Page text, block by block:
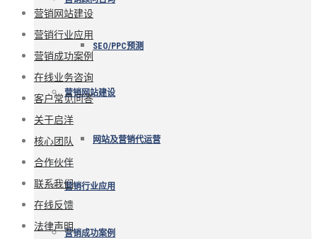
SEO/PPC预测
营销网站建设
网站及营销代运营
营销行业应用
营销成功案例
营销网站建设
营销行业应用
营销成功案例
在线业务咨询
客户常见问答
关于启洋
核心团队
合作伙伴
联系我们
在线反馈
法律声明